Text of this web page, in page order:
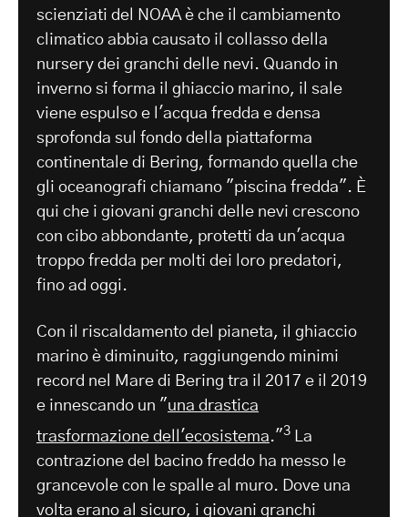
scienziati del NOAA è che il cambiamento
climatico abbia causato il collasso della
nursery dei granchi delle nevi. Quando in
inverno si forma il ghiaccio marino, il sale
viene espulso e l'acqua fredda e densa
sprofonda sul fondo della piattaforma
continentale di Bering, formando quella che
gli oceanografi chiamano "piscina fredda". È
qui che i giovani granchi delle nevi crescono
con cibo abbondante, protetti da un'acqua
troppo fredda per molti dei loro predatori,
fino ad oggi.
Con il riscaldamento del pianeta, il ghiaccio
marino è diminuito, raggiungendo minimi
record nel Mare di Bering tra il 2017 e il 2019
e innescando un "una drastica
trasformazione dell'ecosistema."3 La
contrazione del bacino freddo ha messo le
grancevole con le spalle al muro. Dove una
volta erano al sicuro, i giovani granchi